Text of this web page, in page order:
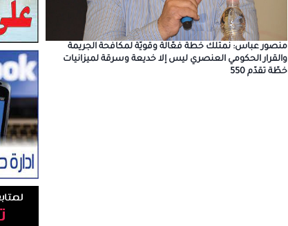
منصور عباس: نمتلك خطة فعّالة وقويّة لمكافحة الجريمة
والقرار الحكومي العنصري ليس إلا خديعة وسرقة لميزانيات
خطّة تقدّم 550